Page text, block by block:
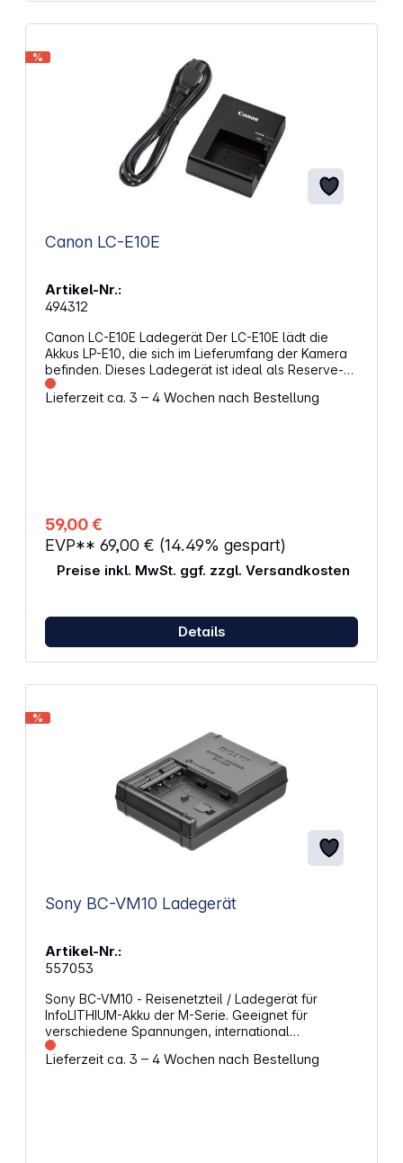
%
Canon LC-E10E
Artikel-Nr.:
494312
Canon LC-E10E Ladegerät Der LC-E10E lädt die
Akkus LP-E10, die sich im Lieferumfang der Kamera
befinden. Dieses Ladegerät ist ideal als Reserve-
und Ersatzgerät im Studio oder unterwegs.
Eigenschaften: Für den Akku LP-E10 Ladezeit ca. 2
Lieferzeit ca. 3 – 4 Wochen nach Bestellung
59,00 €
EVP** 69,00 € (14.49% gespart)
Preise inkl. MwSt. ggf. zzgl. Versandkosten
Details
%
Sony BC-VM10 Ladegerät
Artikel-Nr.:
557053
Sony BC-VM10 - Reisenetzteil / Ladegerät für
InfoLITHIUM-Akku der M-Serie. Geeignet für
verschiedene Spannungen, international
verwendbar Kompaktes, platzsparendes Design -
ideal für Reisen Ladedauer kompatibler Akkus: NP-
Lieferzeit ca. 3 – 4 Wochen nach Bestellung